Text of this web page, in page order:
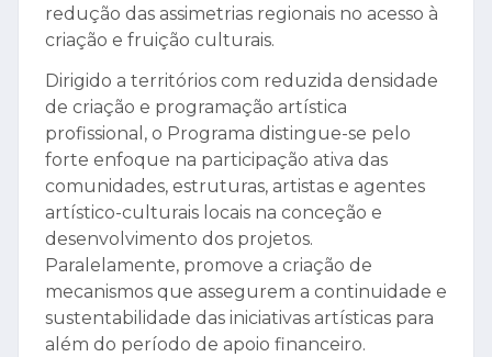
redução das assimetrias regionais no acesso à
criação e fruição culturais.
Dirigido a territórios com reduzida densidade
de criação e programação artística
profissional, o Programa distingue-se pelo
forte enfoque na participação ativa das
comunidades, estruturas, artistas e agentes
artístico-culturais locais na conceção e
desenvolvimento dos projetos.
Paralelamente, promove a criação de
mecanismos que assegurem a continuidade e
sustentabilidade das iniciativas artísticas para
além do período de apoio financeiro.